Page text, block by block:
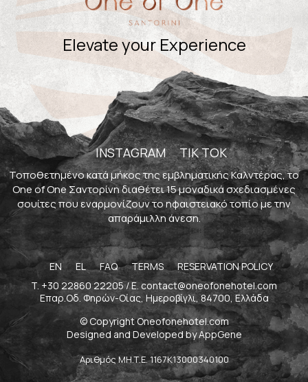
Gallery
Destination
Experiences
Contact
Book Now
Elevate your Experience
INSTAGRAM TIK TOK
Τοποθετημένο κατά μήκος της εμβληματικής Καλντέρας, το
One of One Σαντορίνη διαθέτει 15 μοναδικά σχεδιασμένες
σουίτες που εναρμονίζουν το ηφαιστειακό τοπίο με την
απαράμιλλη άνεση.
EN EL FAQ TERMS
RESERVATION POLICY
T. +30 22860 22205/ E.contact@oneofonehotel.com
Επαρ.Οδ. Φηρών-Οίας, Ημεροβίγλι, 84700, Ελλάδα
© Copyright Oneofonehotel.com
Designed and Developed byAppGene
Αριθμός ΜΗ.Τ.Ε. 1167Κ13000340100